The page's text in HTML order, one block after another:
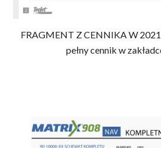
FRAGMENT Z CENNIKA W
pełny cennik w